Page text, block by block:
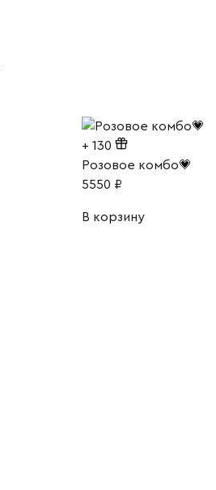
+ 130
Розовое комбо💗
5550 ₽
В корзину